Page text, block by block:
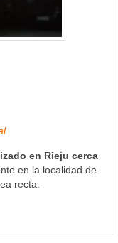
en Rieju cerca
en la localidad de
recta.